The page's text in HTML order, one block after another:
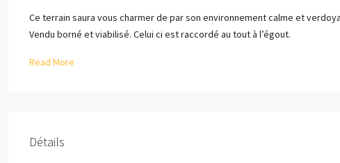
Ce terrain saura vous charmer de par son environnement calme et
Vendu borné et viabilisé. Celui ci est raccordé au tout à l’égout.
Read More
Détails